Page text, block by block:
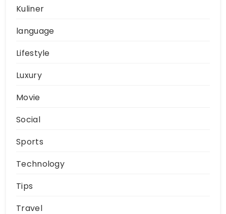
Kuliner
language
Lifestyle
Luxury
Movie
Social
Sports
Technology
Tips
Travel